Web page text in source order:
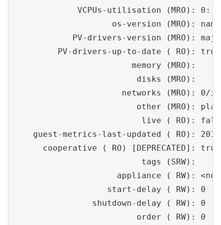
VCPUs-utilisation (MRO): 0:
os-version (MRO):
PV-drivers-version (MRO):
         PV-drivers-up-to-date ( RO): true
                        memory (MRO):
                         disks (MRO):
networks (MRO): 0/
other (MRO):
live ( RO):
guest-metrics-last-updated ( RO):
      cooperative ( RO) [DEPRECATED]: true
                          tags (SRW):
appliance ( RW):
                   start-delay ( RW): 0
                shutdown-delay ( RW): 0
                         order ( RW): 0